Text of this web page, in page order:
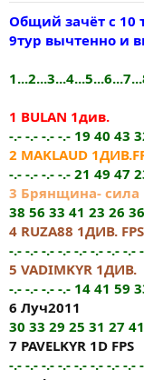
Общий зачёт с 10
9тур вычтенно и
1 BULAN 1див.
-.- -.- -.- -.- 19 40 43
2 MAKLAUD
-.- -.- -.- -.- 21 49 47
3 Брянщина- сила
38 56 33 41 23 26
4 RUZA88 1ДИВ. FPS
-.- -.- -.- -.- -.- -.- -.- -.-
5 VADIMKYR 1ДИВ.
-.- -.- -.- -.- 14 41 59
6 Луч2011
30 33 29 25 31 27
7 PAVELKYR 1D FPS
-.- -.- -.- -.- -.- -.- -.- -.-